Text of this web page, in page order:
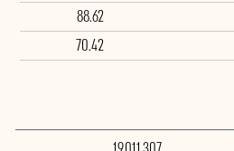
88.62
70.42